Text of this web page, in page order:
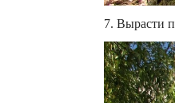
7. Вырасти